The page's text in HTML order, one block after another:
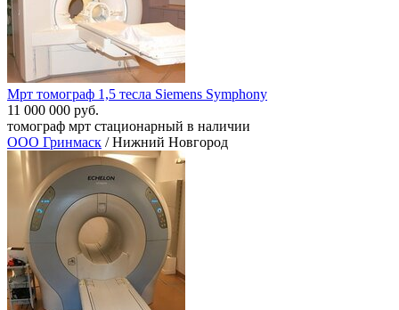
Мрт томограф 1,5 тесла Siemens Symphony
11 000 000 руб.
томограф мрт стационарный в наличии
ООО Гринмаск / Нижний Новгород